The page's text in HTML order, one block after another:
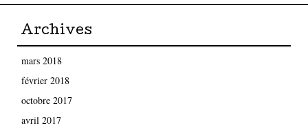
Archives
mars 2018
février 2018
octobre 2017
avril 2017